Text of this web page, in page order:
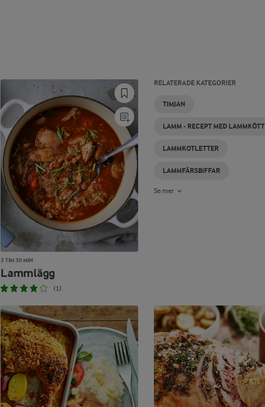
3 TIM 30 MIN
Lammlägg
(1)
RELATERADE KATEGORIER
TIMJAN
LAMM - RECEPT MED LAMMKÖTT
LAMMKOTLETTER
LAMMFÄRSBIFFAR
TIMJAN
LUNCH
GRILLA
LAMM
LAMMSTEK
LAMMGRYTA
LAMMSPETT
SÅS
TILL
LAMM
Se mer